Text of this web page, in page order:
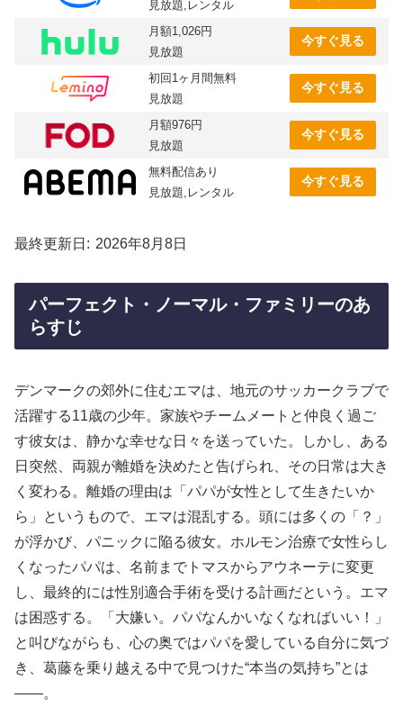
見放題,レンタル
月額1,026円
見放題
今すぐ見る
初回1ヶ月間無料
見放題
今すぐ見る
月額976円
見放題
今すぐ見る
無料配信あり
見放題,レンタル
今すぐ見る
最終更新日 2026年8月8日
パーフェクト・ノーマル・ファミリーのあ
らすじ
デンマークの郊外に住むエマは、地元のサッカークラブで
活躍する11歳の少年。家族やチームメートと仲良く過ご
す彼女は、静かな幸せな日々を送っていた。しかし、ある
日突然、両親が離婚を決めたと告げられ、その日常は大き
く変わる。離婚の理由は「パパが女性として生きたいか
ら」というもので、エマは混乱する。頭には多くの「？」
が浮かび、パニックに陥る彼女。ホルモン治療で女性らし
くなったパパは、名前までトマスからアウネーテに変更
し、最終的には性別適合手術を受ける計画だという。エマ
は困惑する。「大嫌い。パパなんかいなくなればいい！」
と叫びながらも、心の奥ではパパを愛している自分に気づ
き、葛藤を乗り越える中で見つけた“本当の気持ち”とは
——。